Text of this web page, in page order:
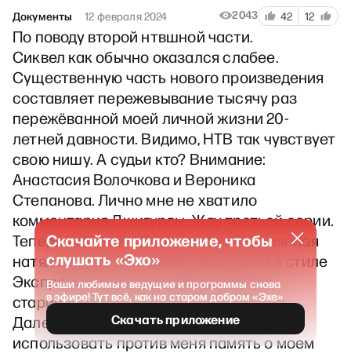
Документы 12 февраля 2024 2043 42 12
По поводу второй нтвшной части.
Сиквел как обычно оказался слабее.
Существенную часть нового произведения
составляет пережевывание тысячу раз
пережёванной моей личной жизни 20-
летней давности. Видимо, НТВ так чувствует
свою нишу. А судьи кто? Внимание:
Анастасия Волочкова и Вероника
Степанова. Лично мне не хватило
комментария Джигурды. Жду третьей серии.
Теперь серьезно. Весь фильм — отчаянная
натяжка совы на глобус и фантазии в стиле
Экспресс-газеты. Главная предъява —
старинное интервью 2017 года. Ну але.
Далее. Какая-то бесконечная подлость
использовать против меня память о моем
Скачайте приложение, чтобы
слушать «Эхо»
Ваши любимые ведущие и программы снова
в эфире! Тут всё, как на старом добром «Эхе»
Скачать приложение